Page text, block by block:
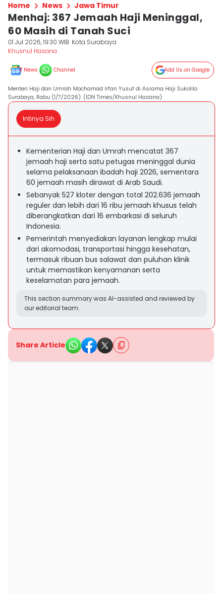
Home News Jawa Timur
Menhaj: 367 Jemaah Haji Meninggal,
60 Masih di Tanah Suci
01 Jul 2026, 19:30 WIB Kota Surabaya
Khusnul Hasana
News Channel Add Us on Google
Menteri Haji dan Umrah Mochamad Irfan Yusuf di Asrama Haji Sukolilo
Surabaya, Rabu (1/7/2026). (IDN Times/Khusnul Hasana)
Intinya Sih
Kementerian Haji dan Umrah mencatat 367
jemaah haji serta satu petugas meninggal dunia
selama pelaksanaan ibadah haji 2026, sementara
60 jemaah masih dirawat di Arab Saudi.
Sebanyak 527 kloter dengan total 202.636 jemaah
reguler dan lebih dari 16 ribu jemaah khusus telah
diberangkatkan dari 16 embarkasi di seluruh
Indonesia.
Pemerintah menyediakan layanan lengkap mulai
dari akomodasi, transportasi hingga kesehatan,
termasuk ribuan bus salawat dan puluhan klinik
untuk memastikan kenyamanan serta
keselamatan para jemaah.
This section summary was AI-assisted and reviewed by
our editorial team.
Share Article